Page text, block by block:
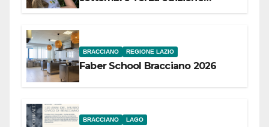
BRACCIANO REGIONE LAZIO
Faber School Bracciano 2026
BRACCIANO LAGO